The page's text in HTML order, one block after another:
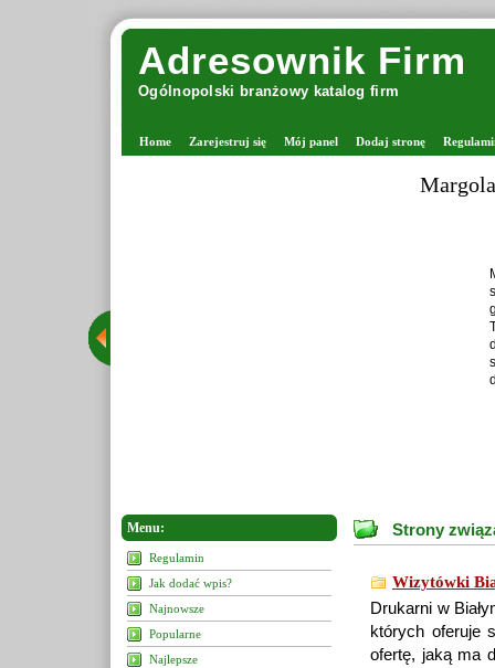
Adresownik Firm
Ogólnopolski branżowy katalog firm
Home Zarejestruj się Mój panel Dodaj stronę
Margolana -
Margolana
stacjonarny
grona
Tego typu
drutach
starannie
dzięki
Menu:
Regulamin
Jak dodać wpis?
Najnowsze
Popularne
Najlepsze
Strony
Wizytówki
Drukarni w
których oferuje
ofertę, jaką ma